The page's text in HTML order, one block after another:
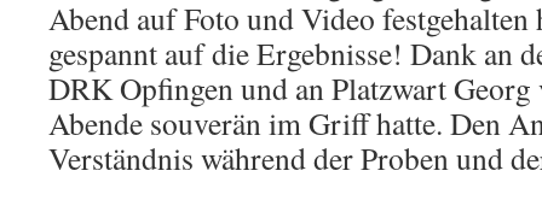
Abend auf Foto und Video
gespannt auf die Ergebnisse! Dank an
DRK Opfingen und an Platzwart
Abende souverän im Griff hatte. Den
Verständnis während der Proben und